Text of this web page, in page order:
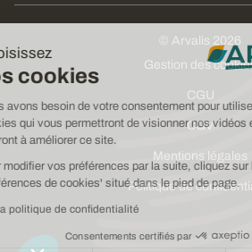
Choisissez
vos cookies
Nous avons besoin de votre consentement
cookies qui vous permettront de visionner nos
aideront à améliorer ce site.
Pour modifier vos préférences par la suite,
'Préférences de cookies' situé dans le pied de
Lire la politique de confidentialité
Consentements certifiés par
© Arvalis 2026
Gestion des
CGU
CGV
Mentions légales
Politique de